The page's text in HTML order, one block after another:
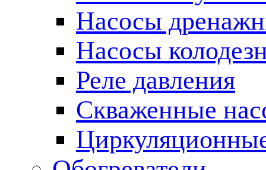
Насосы
Насосы
Реле давления
Скваженные